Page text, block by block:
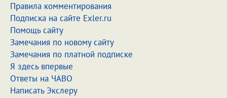
Правила комментирования
Подписка на сайте Exler.ru
Помощь сайту
Замечания по новому сайту
Замечания по платной подписке
Я здесь впервые
Ответы на ЧАВО
Написать Экслеру